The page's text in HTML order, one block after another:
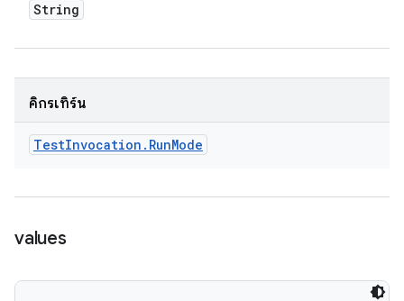
String
คิกรีเทิร์น
TestInvocation . RunMode
values